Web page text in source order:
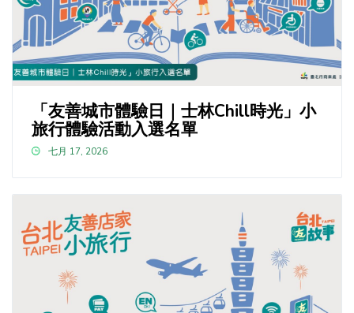
「友善城市體驗日｜士林Chill時光」小
旅行體驗活動入選名單
七月 17, 2026